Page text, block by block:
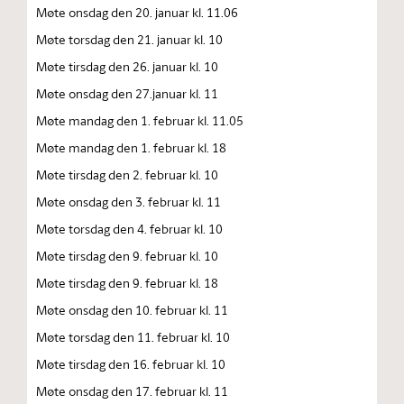
Møte onsdag den 20. januar kl. 11.06
Møte torsdag den 21. januar kl. 10
Møte tirsdag den 26. januar kl. 10
Møte onsdag den 27.januar kl. 11
Møte mandag den 1. februar kl. 11.05
Møte mandag den 1. februar kl. 18
Møte tirsdag den 2. februar kl. 10
Møte onsdag den 3. februar kl. 11
Møte torsdag den 4. februar kl. 10
Møte tirsdag den 9. februar kl. 10
Møte tirsdag den 9. februar kl. 18
Møte onsdag den 10. februar kl. 11
Møte torsdag den 11. februar kl. 10
Møte tirsdag den 16. februar kl. 10
Møte onsdag den 17. februar kl. 11